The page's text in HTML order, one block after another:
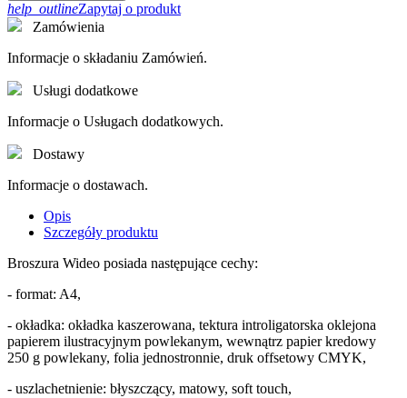
help_outlineZapytaj o produkt
Zamówienia
Informacje o składaniu Zamówień.
Usługi dodatkowe
Informacje o Usługach dodatkowych.
Dostawy
Informacje o dostawach.
Opis
Szczegóły produktu
Broszura Wideo posiada następujące cechy:
- format: A4,
- okładka: okładka kaszerowana, tektura introligatorska oklejona
papierem ilustracyjnym powlekanym, wewnątrz papier kredowy
250 g powlekany, folia jednostronnie, druk offsetowy CMYK,
- uszlachetnienie: błyszczący, matowy, soft touch,